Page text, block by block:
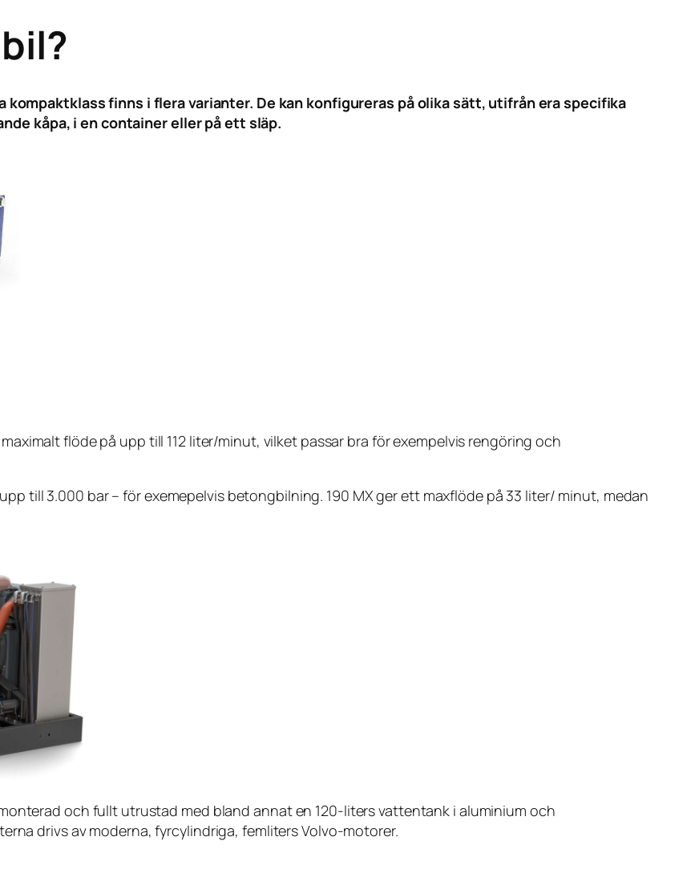
kompaktklass finns i flera varianter. De kan konfigureras på olika sätt, utifrån era specifika
kåpa, i en container eller på ett släp.
flöde på upp till 112 liter/minut, vilket passar bra för exempelvis rengöring och
till 3.000 bar – för exemepelvis betongbilning. 190 MX ger ett maxflöde på 33 liter/ minut, medan
och fullt utrustad med bland annat en 120-liters vattentank i aluminium och
drivs av moderna, fyrcylindriga, femliters Volvo-motorer.